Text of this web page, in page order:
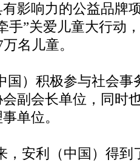
影响力的公益品牌
手”关爱儿童大行动
万名儿童。
国）积极参与社会事
副会长单位，同时
单位。
，安利（中国）得到